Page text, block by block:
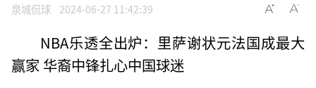
泉城侃球 2024-06-27 11:42:39
NBA乐透全出炉：里萨谢状元法国成最大
赢家 华裔中锋扎心中国球迷